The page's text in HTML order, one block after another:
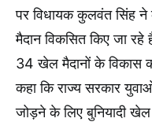
पर विधायक कुलवंत सिंह
मैदान विकसित किए जा रहे
34 खेल मैदानों के विकास
कहा कि राज्य सरकार
जोड़ने के लिए बुनियादी